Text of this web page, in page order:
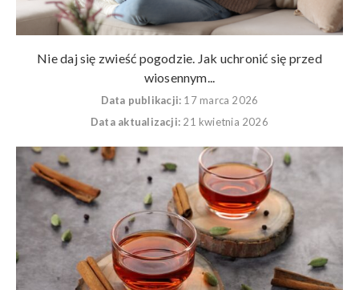
Nie daj się zwieść pogodzie. Jak uchronić się przed
wiosennym...
Data publikacji: 17 marca 2026
Data aktualizacji: 21 kwietnia 2026